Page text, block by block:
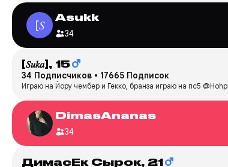
Asukk
34
[𝑆𝑢𝑘𝑎], 15
34 Подписчиков • 17665 Подписок
Играю на Йору чембер и Гекко, бранза играю на пс5 @Hohpll
DimasAnanas
34
ДимасЕк Сырок, 21